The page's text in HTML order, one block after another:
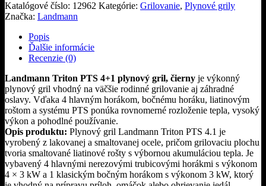
Katalógové číslo: 12962 Kategórie: Grilovanie, Plynové grily
Značka: Landmann
Popis
Ďalšie informácie
Recenzie (0)
Landmann Triton PTS 4+1 plynový gril, čierny je výkonný
plynový gril vhodný na väčšie rodinné grilovanie aj záhradné
oslavy. Vďaka 4 hlavným horákom, bočnému horáku, liatinovým
roštom a systému PTS ponúka rovnomerné rozloženie tepla, vysoký
výkon a pohodlné používanie.
Opis produktu: Plynový gril Landmann Triton PTS 4.1 je
vyrobený z lakovanej a smaltovanej ocele, pričom grilovaciu plochu
tvoria smaltované liatinové rošty s výbornou akumuláciou tepla. Je
vybavený 4 hlavnými nerezovými trubicovými horákmi s výkonom
4 × 3 kW a 1 klasickým bočným horákom s výkonom 3 kW, ktorý